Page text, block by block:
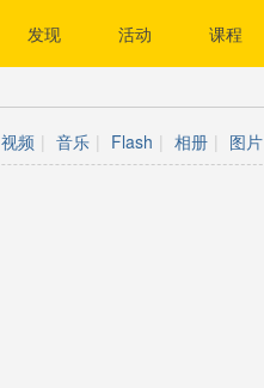
发现 活动 课程
视频 | 音乐 | Flash | 相册 | 图片